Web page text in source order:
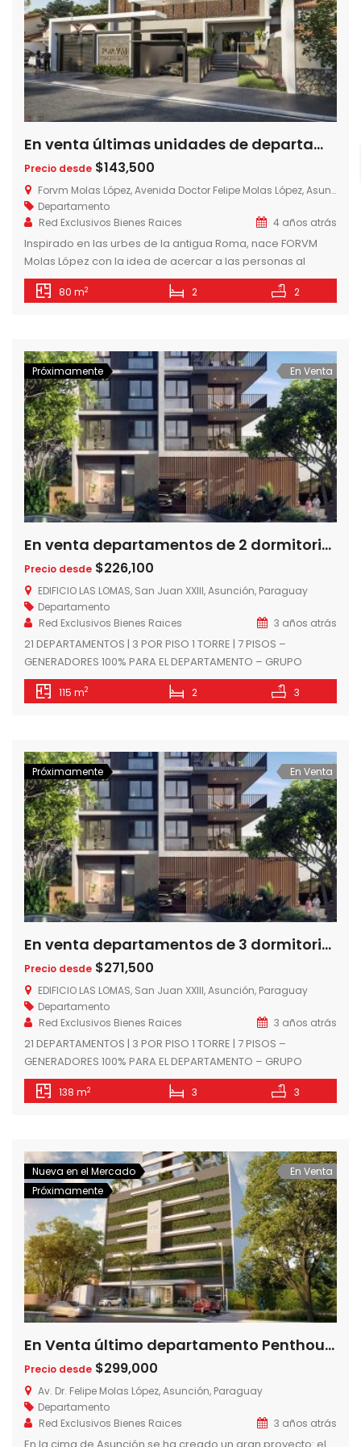
En venta últimas unidades de departamentos de 2 dormitorios en Forvm Molas López, zona eje corporativo de Asunción
Precio desde $143,500
Forvm Molas López, Avenida Doctor Felipe Molas López, Asunción, Paraguay
Departamento
Red Exclusivos Bienes Raices
4 años atrás
Inspirado en las urbes de la antigua Roma, nace FORVM
Molas López con la idea de acercar a las personas al
centro de toda la actividad económica, cultural y social de
Asunción. LUJO Y CONFORT A TU ALCANCE – 28 NIVELES – 100
80 m2 2 2
Próximamente En Venta
En venta departamentos de 2 dormitorios en Edificio Las Lomas, a 1 cuadra del Shopping del Sol, Asuncion – Paraguay
Precio desde $226,100
EDIFICIO LAS LOMAS, San Juan XXIII, Asunción, Paraguay
Departamento
Red Exclusivos Bienes Raices
3 años atrás
21 DEPARTAMENTOS | 3 POR PISO 1 TORRE | 7 PISOS –
GENERADORES 100% PARA EL DEPARTAMENTO – GRUPO
ELECTRÓGENO – COCINA AMOBLADA Y EQUIPADA CON
ANAFE, HORNO Y CAMPANA INCLUYE MICROONDAS EN LA
CERRADO – SEGURIDAD 24 HS – […]
115 m2 2 3
Próximamente En Venta
En venta departamentos de 3 dormitorios en Edificio Las Lomas, a 1 cuadra del Shopping del Sol, Asuncion – Paraguay
Precio desde $271,500
EDIFICIO LAS LOMAS, San Juan XXIII, Asunción, Paraguay
Departamento
Red Exclusivos Bienes Raices
3 años atrás
21 DEPARTAMENTOS | 3 POR PISO 1 TORRE | 7 PISOS –
GENERADORES 100% PARA EL DEPARTAMENTO – GRUPO
ELECTRÓGENO – COCINA AMOBLADA Y EQUIPADA CON
ANAFE, HORNO Y CAMPANA INCLUYE MICROONDAS EN LA
CERRADO – SEGURIDAD 24 HS – […]
138 m2 3 3
Nueva en el Mercado
Próximamente
En Venta
En Venta último departamento Penthouse de 2 dormitorios en Petra Tower, la torre mas alta del país en el mejor lugar de Asunción.
Precio desde $299,000
Av. Dr. Felipe Molas López, Asunción, Paraguay
Departamento
Red Exclusivos Bienes Raices
3 años atrás